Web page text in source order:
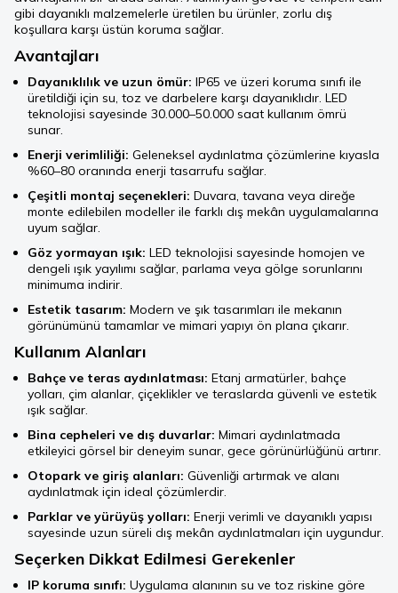
gibi dayanıklı malzemelerle üretilen bu ürünler, zorlu dış
koşullara karşı üstün koruma sağlar.
Avantajları
Dayanıklılık ve uzun ömür: IP65 ve üzeri koruma sınıfı ile
üretildiği için su, toz ve darbelere karşı dayanıklıdır. LED
teknolojisi sayesinde 30.000–50.000 saat kullanım ömrü
sunar.
Enerji verimliliği: Geleneksel aydınlatma çözümlerine kıyasla
%60–80 oranında enerji tasarrufu sağlar.
Çeşitli montaj seçenekleri: Duvara, tavana veya direğe
monte edilebilen modeller ile farklı dış mekân uygulamalarına
uyum sağlar.
Göz yormayan ışık: LED teknolojisi sayesinde homojen ve
dengeli ışık yayılımı sağlar, parlama veya gölge sorunlarını
minimuma indirir.
Estetik tasarım: Modern ve şık tasarımları ile mekanın
görünümünü tamamlar ve mimari yapıyı ön plana çıkarır.
Kullanım Alanları
Bahçe ve teras aydınlatması: Etanj armatürler, bahçe
yolları, çim alanlar, çiçeklikler ve teraslarda güvenli ve estetik
ışık sağlar.
Bina cepheleri ve dış duvarlar: Mimari aydınlatmada
etkileyici görsel bir deneyim sunar, gece görünürlüğünü artırır.
Otopark ve giriş alanları: Güvenliği artırmak ve alanı
aydınlatmak için ideal çözümlerdir.
Parklar ve yürüyüş yolları: Enerji verimli ve dayanıklı yapısı
sayesinde uzun süreli dış mekân aydınlatmaları için uygundur.
Seçerken Dikkat Edilmesi Gerekenler
IP koruma sınıfı: Uygulama alanının su ve toz riskine göre